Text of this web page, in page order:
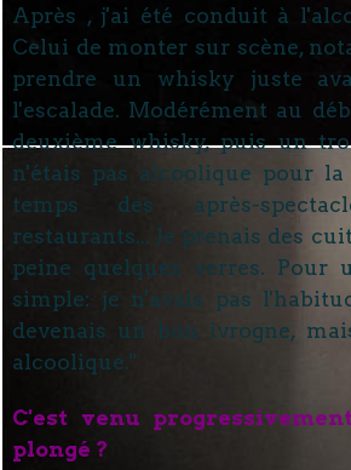
Après , j'ai été conduit à
Celui de monter sur scène,
prendre un whisky juste
l'escalade. Modérément au
deuxième whisky, puis un
n'étais pas alcoolique pour la
temps des après-
restaurants... Je prenais des
peine quelques verres. Pour
simple: je n'avais pas
devenais un bon ivrogne,
alcoolique."
C'est venu
plongé ?